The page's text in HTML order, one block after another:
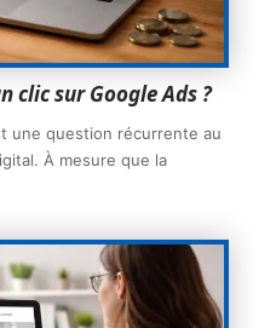
clic sur Google Ads ?
une question récurrente au
À mesure que la